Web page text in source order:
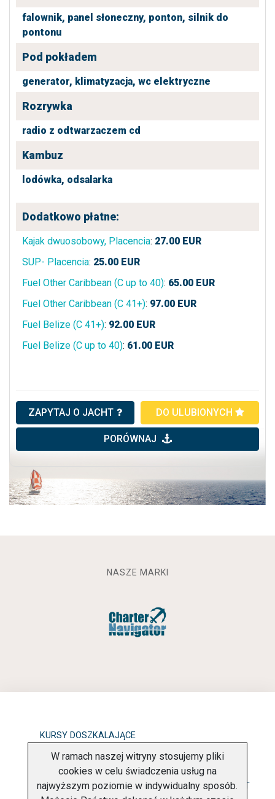
falownik, panel słoneczny, ponton, silnik do
pontonu
Pod pokładem
generator, klimatyzacja, wc elektryczne
Rozrywka
radio z odtwarzaczem cd
Kambuz
lodówka, odsalarka
Dodatkowo płatne:
Kajak dwuosobowy, Placencia: 27.00 EUR
SUP- Placencia: 25.00 EUR
Fuel Other Caribbean (C up to 40): 65.00 EUR
Fuel Other Caribbean (C 41+): 97.00 EUR
Fuel Belize (C 41+): 92.00 EUR
Fuel Belize (C up to 40): 61.00 EUR
ZAPYTAJ O JACHT DO ULUBIONYCH
PORÓWNAJ
NASZE MARKI
KURSY DOSZKALAJĄCE
OBOWIĄZEK INFORMACYJNY
POLITYKA PRYWATNOŚCI O FIRMIE KONTAKT
W ramach naszej witryny stosujemy pliki
cookies w celu świadczenia usług na
najwyższym poziomie w indywidualny sposób.